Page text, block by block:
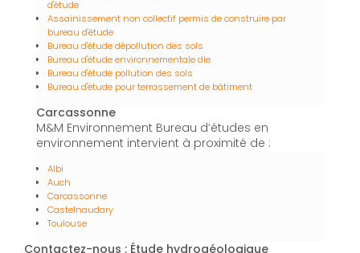
d'étude
Assainissement non collectif permis de construire par
bureau d'étude
Bureau d'étude dépollution des sols
Bureau d'étude environnementale dle
Bureau d'étude pollution des sols
Bureau d'étude pour terrassement de bâtiment
Carcassonne
M&M Environnement Bureau d’études en
environnement intervient à proximité de :
Albi
Auch
Carcassonne
Castelnaudary
Toulouse
Contactez-nous : Étude hydrogéologique